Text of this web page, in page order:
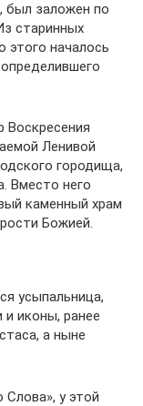
был заложен по
старинных
этого началось
Воскресения
Ленивой
городища,
Вместо него
каменный храм
Божией.
усыпальница,
и иконы, ранее
а ныне
у этой